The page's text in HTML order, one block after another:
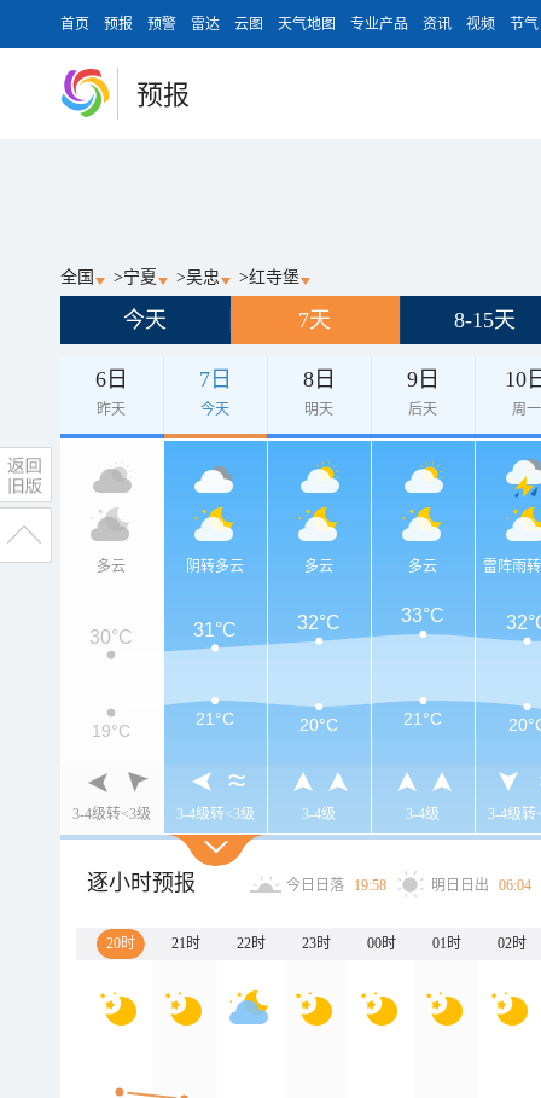
首页 预报 预警 雷达 云图 天气地图 专业产品 资讯 视频 节气
预报
全国 >宁夏 >吴忠 >红寺堡
今天 7天 8-15天
6日
昨天
7日
今天
8日
明天
9日
后天
10
周一
多云
3-4级转<3级
阴转多云
3-4级转<3级
多云
3-4级
多云
3-4级
雷阵雨
3-4级转
30°C 31°C 32°C 33°C
19°C
21°C 20°C 21°C
逐小时预报 今日日落 19:58 明日日出 06:04
20时 21时 22时 23时 00时 01时 02时